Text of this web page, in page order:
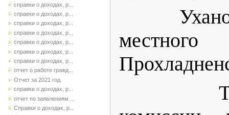
справки о доходах, р...
справки о доходах, р...
справки о доходах, р...
справки о доходах, р...
справки о доходах, р...
справки о доходах, р...
справки о доходах, р...
отчет о работе гражд...
Отчет за 2021 год
справки о доходах, р...
отчет по заявлениям ...
Справки о доходах, р...
Уханов
местного